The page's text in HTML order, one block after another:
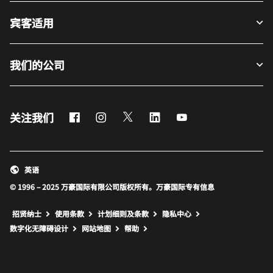
宾客适用
我们的公司
关注我们 FacebookInstagram
Twitter LinkedIn
© 1996 – 2025 万豪国际有限公司版权所有。万豪国际专有信息
英语
招贤纳士 使用条款 计划细则及条款
隐私中心
数字化无障碍设计
网站地图 打开新窗口
帮助